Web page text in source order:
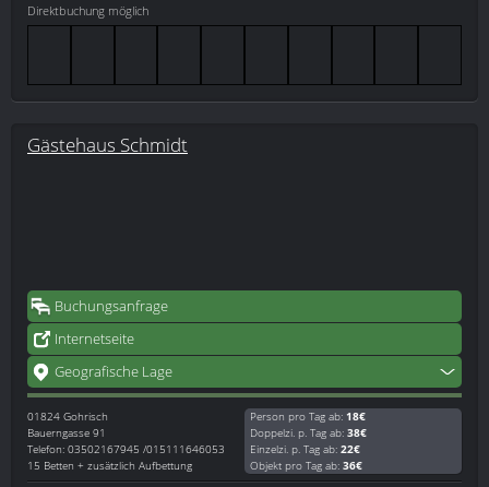
Direktbuchung möglich
Gästehaus Schmidt
Buchungsanfrage
Internetseite
Geografische Lage
01824 Gohrisch
Bauerngasse 91
Telefon: 03502167945 /015111646053
15 Betten + zusätzlich Aufbettung
Person pro Tag ab: 18€
Doppelzi. p. Tag ab: 38€
Einzelzi. p. Tag ab: 22€
Objekt pro Tag ab: 36€